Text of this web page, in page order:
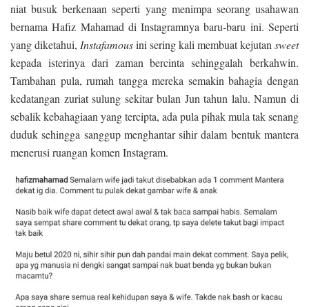
niat busuk berkenaan seperti yang menimpa seorang usahawan
bernama Hafiz Mahamad di Instagramnya baru-baru ini. Seperti
yang diketahui, Instafamousini sering kali membuat kejutan sweet
kepada isterinya dari zaman bercinta sehinggalah berkahwin.
Tambahan pula, rumah tangga mereka semakin bahagia dengan
kedatangan zuriat sulung sekitar bulan Jun tahun lalu. Namun di
sebalik kebahagiaan yang tercipta, ada pula pihak mula tak senang
duduk sehingga sanggup menghantar sihir dalam bentuk mantera
menerusi ruangan komen Instagram.